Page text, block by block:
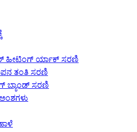
ಹೀಟಿಂಗ್ ರ್ಯಾಕ್ ಸರಣಿ
ತಂತಿ ಸರಣಿ
ಬ್ಯಾಂಡ್ ಸರಣಿ